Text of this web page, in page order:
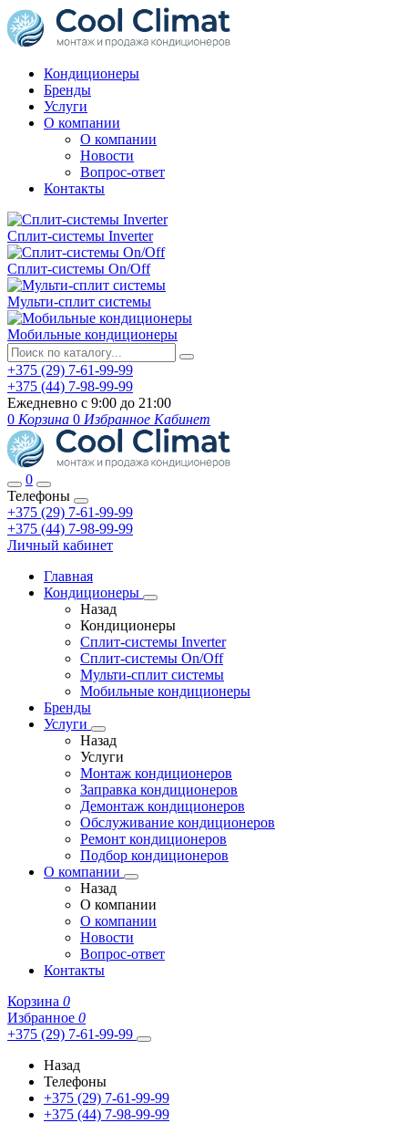
Кондиционеры
Бренды
Услуги
О компании
О компании
Новости
Вопрос-ответ
Контакты
Сплит-системы Inverter
Сплит-системы On/Off
Мульти-сплит системы
Мобильные кондиционеры
+375 (29) 7-61-99-99
+375 (44) 7-98-99-99
Ежедневно с 9:00 до 21:00
0 Корзина 0 Избранное Кабинет
0
Телефоны
+375 (29) 7-61-99-99
+375 (44) 7-98-99-99
Личный кабинет
Главная
Кондиционеры
Назад
Кондиционеры
Сплит-системы Inverter
Сплит-системы On/Off
Мульти-сплит системы
Мобильные кондиционеры
Бренды
Услуги
Назад
Услуги
Монтаж кондиционеров
Заправка кондиционеров
Демонтаж кондиционеров
Обслуживание кондиционеров
Ремонт кондиционеров
Подбор кондиционеров
О компании
Назад
О компании
О компании
Новости
Вопрос-ответ
Контакты
Корзина 0
Избранное 0
+375 (29) 7-61-99-99
Назад
Телефоны
+375 (29) 7-61-99-99
+375 (44) 7-98-99-99